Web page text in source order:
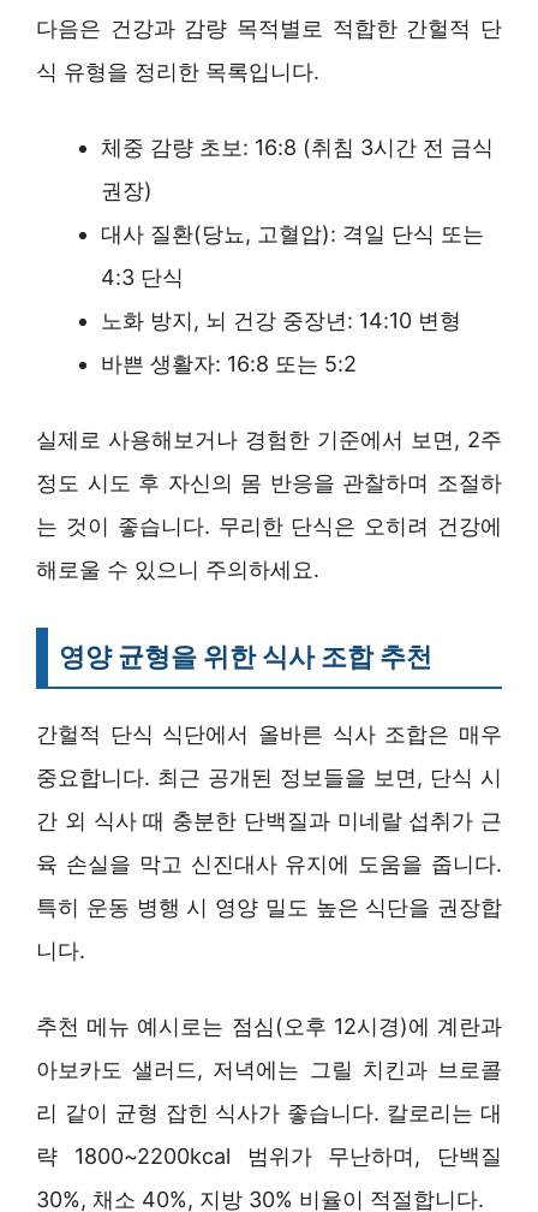
다음은 건강과 감량 목적별로 적합한 간헐적 단
식 유형을 정리한 목록입니다.
체중 감량 초보: 16:8 (취침 3시간 전 금식
권장)
대사 질환(당뇨, 고혈압): 격일 단식 또는
4:3 단식
노화 방지, 뇌 건강 중장년: 14:10 변형
바쁜 생활자: 16:8 또는 5:2
실제로 사용해보거나 경험한 기준에서 보면, 2주
정도 시도 후 자신의 몸 반응을 관찰하며 조절하
는 것이 좋습니다. 무리한 단식은 오히려 건강에
해로울 수 있으니 주의하세요.
영양 균형을 위한 식사 조합 추천
간헐적 단식 식단에서 올바른 식사 조합은 매우
중요합니다. 최근 공개된 정보들을 보면, 단식 시
간 외 식사 때 충분한 단백질과 미네랄 섭취가 근
육 손실을 막고 신진대사 유지에 도움을 줍니다.
특히 운동 병행 시 영양 밀도 높은 식단을 권장합
니다.
추천 메뉴 예시로는 점심(오후 12시경)에 계란과
아보카도 샐러드, 저녁에는 그릴 치킨과 브로콜
리 같이 균형 잡힌 식사가 좋습니다. 칼로리는 대
략 1800~2200kcal 범위가 무난하며, 단백질
30%, 채소 40%, 지방 30% 비율이 적절합니다.